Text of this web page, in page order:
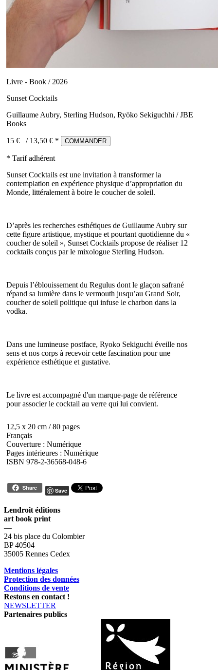
Livre - Book / 2026
Sunset Cocktails
Guillaume Aubry, Sterling Hudson, Ryōko Sekiguchhi / JBE
Books
15 € / 13,50 € * COMMANDER
* Tarif adhérent
Sunset Cocktails est une invitation à transformer la
contemplation en expérience physique d’appropriation du
Monde, littéralement à boire le coucher de soleil.
D’après les recherches esthétiques de Guillaume Aubry sur
cette figure artistique, mystique et pourtant quotidienne du «
coucher de soleil », Sunset Cocktails propose de réaliser 12
cocktails conçus par le mixologue Sterling Hudson.
Depuis l’éblouissement du Regulus dont le glaçon safrané
répand sa lumière dans le vermouth jusqu’au Grand Soir,
coucher de soleil politique qui infuse le charbon dans la
vodka.
Dans une lumineuse postface, Ryoko Sekiguchi éveille nos
sens et nos corps à recevoir cette fascination pour une
expérience esthétique et gustative.
Le livre est accompagné d'un marque-page de référence
pour associer le cocktail au verre qui lui convient.
12,5 x 20 cm / 80 pages
Français
Couverture : Numérique
Pages intérieures : Numérique
ISBN 978-2-36568-048-6
Share Save
Lendroit éditions
art book print
—
24 bis place du Colombier
BP 40504
35005 Rennes Cedex
Mentions légales
Protection des données
Conditions de vente
Restons en contact !
NEWSLETTER
Partenaires publics